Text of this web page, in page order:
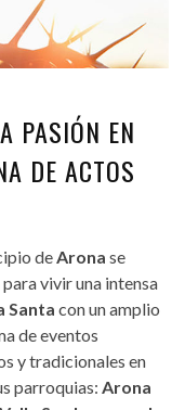
PASIÓN EN
DE ACTOS
deAronase
vivir una intensa
Santa con un amplio
de eventos
y tradicionales en
parroquias:Arona